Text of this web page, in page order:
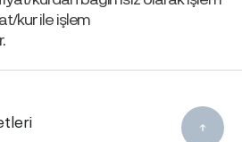
kur ile işlem